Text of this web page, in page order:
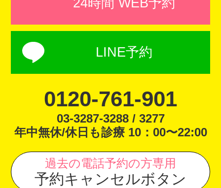
24時間 WEB予約
LINE予約
0120-761-901
03-3287-3288 / 3277
年中無休/休日も診療 10：00〜22:00
過去の電話予約の方専用
予約キャンセルボタン